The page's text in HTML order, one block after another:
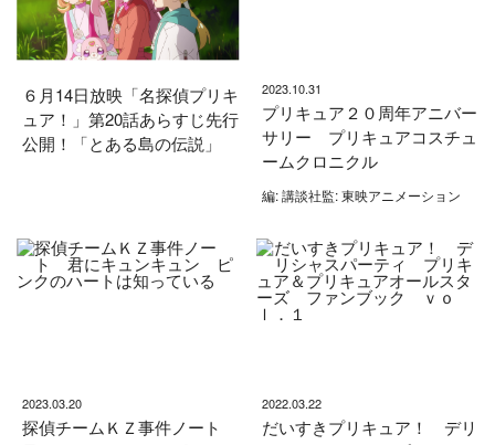
６月14日放映「名探偵プリキ
ュア！」第20話あらすじ先行
公開！「とある島の伝説」
2023.10.31
プリキュア２０周年アニバー
サリー プリキュアコスチュ
ームクロニクル
編: 講談社監: 東映アニメーション
2023.03.20
探偵チームＫＺ事件ノート
2022.03.22
だいすきプリキュア！ デリ